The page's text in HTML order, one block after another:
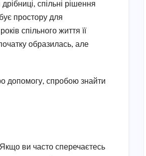
спільні рішення
простору для
спільного життя її
образилась, але
допомогу, спробою знайти
ви часто сперечаєтесь